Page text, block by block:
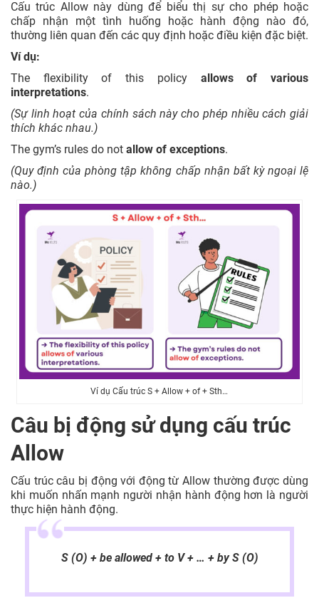
Cấu trúc Allow này dùng để biểu thị sự cho phép hoặc
chấp nhận một tình huống hoặc hành động nào đó,
thường liên quan đến các quy định hoặc điều kiện đặc biệt.
Ví dụ:
The flexibility of this policy allows of various
interpretations.
(Sự linh hoạt của chính sách này cho phép nhiều cách giải
thích khác nhau.)
The gym’s rules do not allow of exceptions.
(Quy định của phòng tập không chấp nhận bất kỳ ngoại lệ
nào.)
Ví dụ Cấu trúc S + Allow + of + Sth…
Câu bị động sử dụng cấu trúc
Allow
Cấu trúc câu bị động với động từ Allow thường được dùng
khi muốn nhấn mạnh người nhận hành động hơn là người
thực hiện hành động.
S (O) + be allowed + to V + … + by S (O)